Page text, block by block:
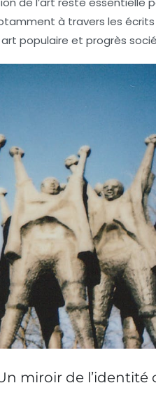
à travers les
art populaire et progrès
miroir de l’identité